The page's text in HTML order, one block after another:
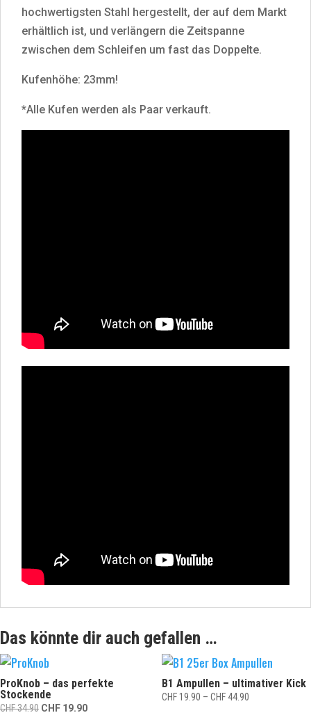
hochwertigsten Stahl hergestellt, der auf dem Markt
erhältlich ist, und verlängern die Zeitspanne
zwischen dem Schleifen um fast das Doppelte.
Kufenhöhe: 23mm!
*Alle Kufen werden als Paar verkauft.
Das könnte dir auch gefallen …
ProKnob – das perfekte
Stockende
CHF34.90 Ursprünglicher
CHF 19.90Aktueller
B1 Ampullen – ultimativer Kick
CHF19.90 – CHF44.90Preisspanne: